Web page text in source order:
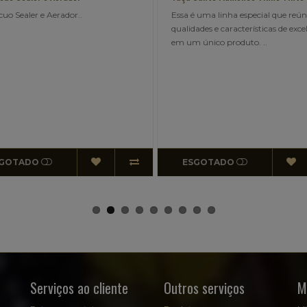
Sealer e Aerador..
Essa é uma linha especial que
qualidades e características de
em um único produto. ..
ESGOTADO
Serviços ao cliente Outros serviços